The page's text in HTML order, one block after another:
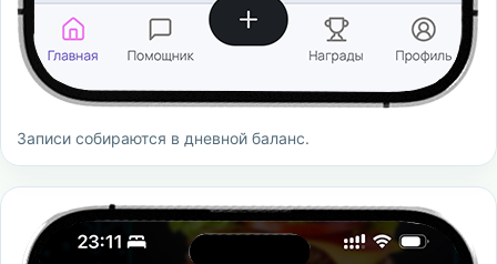
Записи собираются в дневной баланс.